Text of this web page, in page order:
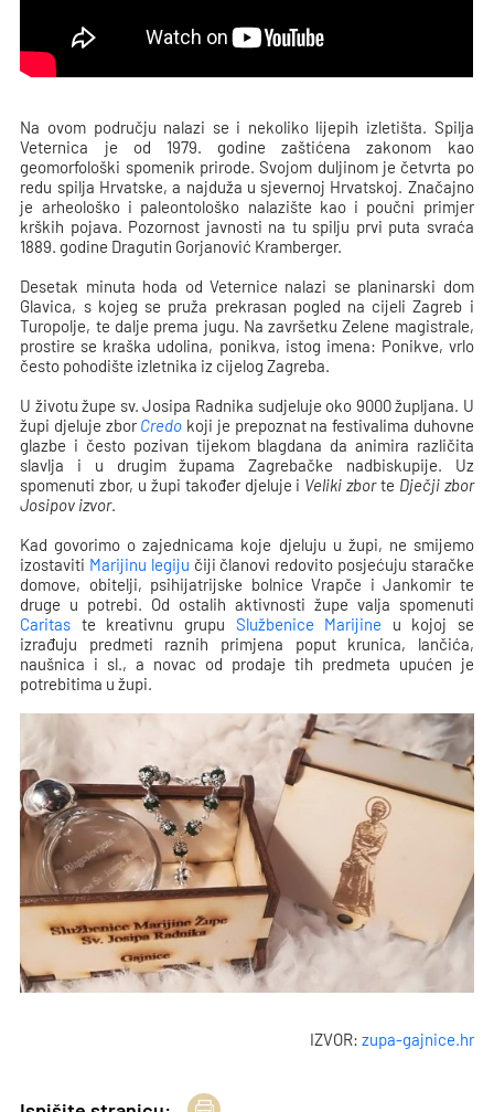
Na ovom području nalazi se i nekoliko lijepih izletišta. Spilja
Veternica je od 1979. godine zaštićena zakonom kao
geomorfološki spomenik prirode. Svojom duljinom je četvrta po
redu spilja Hrvatske, a najduža u sjevernoj Hrvatskoj. Značajno
je arheološko i paleontološko nalazište kao i poučni primjer
krških pojava. Pozornost javnosti na tu spilju prvi puta svraća
1889. godine Dragutin Gorjanović Kramberger.
Desetak minuta hoda od Veternice nalazi se planinarski dom
Glavica, s kojeg se pruža prekrasan pogled na cijeli Zagreb i
Turopolje, te dalje prema jugu. Na završetku Zelene magistrale,
prostire se kraška udolina, ponikva, istog imena: Ponikve, vrlo
često pohodište izletnika iz cijelog Zagreba.
U životu župe sv. Josipa Radnika sudjeluje oko 9000 župljana. U
župi djeluje zbor Credo koji je prepoznat na festivalima duhovne
glazbe i često pozivan tijekom blagdana da animira različita
slavlja i u drugim župama Zagrebačke nadbiskupije. Uz
spomenuti zbor, u župi također djeluje i Veliki zborte Dječji zbor
Josipov izvor.
Kad govorimo o zajednicama koje djeluju u župi, ne smijemo
izostaviti Marijinu legiju čiji članovi redovito posjećuju staračke
domove, obitelji, psihijatrijske bolnice Vrapče i Jankomir te
druge u potrebi. Od ostalih aktivnosti župe valja spomenuti
Caritas te kreativnu grupu Službenice Marijine u kojoj se
izrađuju predmeti raznih primjena poput krunica, lančića,
naušnica i sl., a novac od prodaje tih predmeta upućen je
potrebitima u župi.
IZVOR: zupa-gajnice.hr